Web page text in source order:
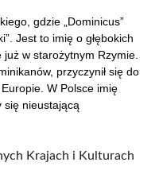
gdzie „Dominicus”
Jest to imię o głębokich
w starożytnym Rzymie.
przyczynił się do
W Polsce imię
się nieustającą
Krajach i Kulturach